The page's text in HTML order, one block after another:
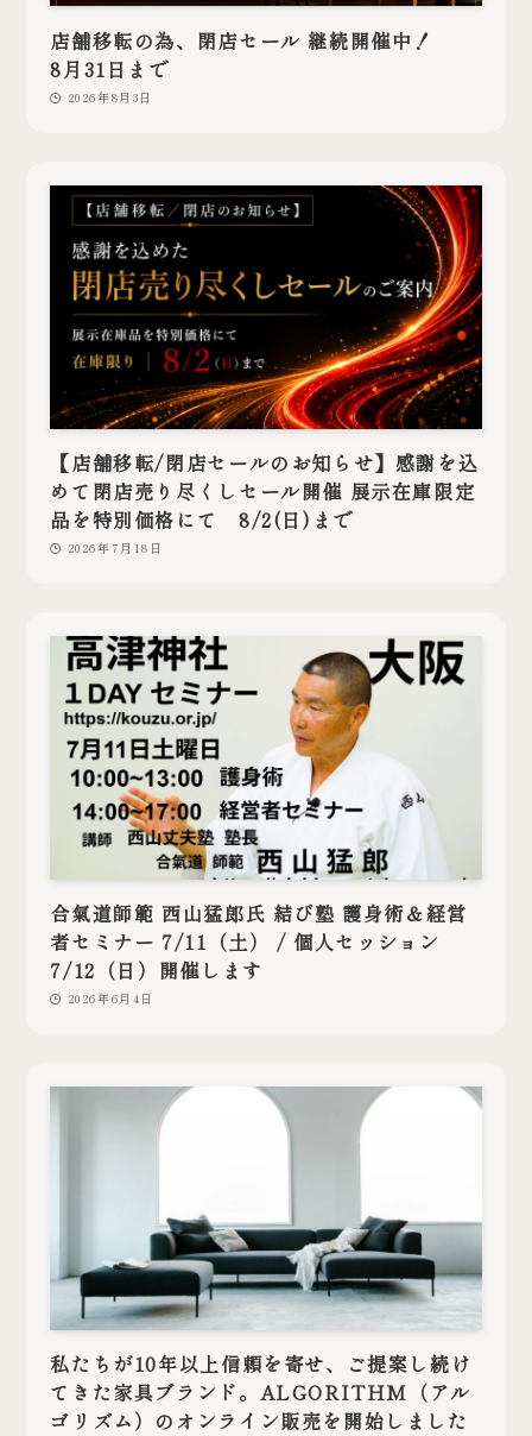
店舗移転の為、閉店セール 継続開催中！
8月31日まで
2026年8月3日
【店舗移転/閉店セールのお知らせ】感謝を込
めて閉店売り尽くしセール開催 展示在庫限定
品を特別価格にて 8/2(日)まで
2026年7月18日
合氣道師範 西山猛郎氏 結び塾 護身術＆経営
者セミナー 7/11（土） / 個人セッション
7/12（日）開催します
2026年6月4日
私たちが10年以上信頼を寄せ、ご提案し続け
てきた家具ブランド。ALGORITHM（アル
ゴリズム）のオンライン販売を開始しました